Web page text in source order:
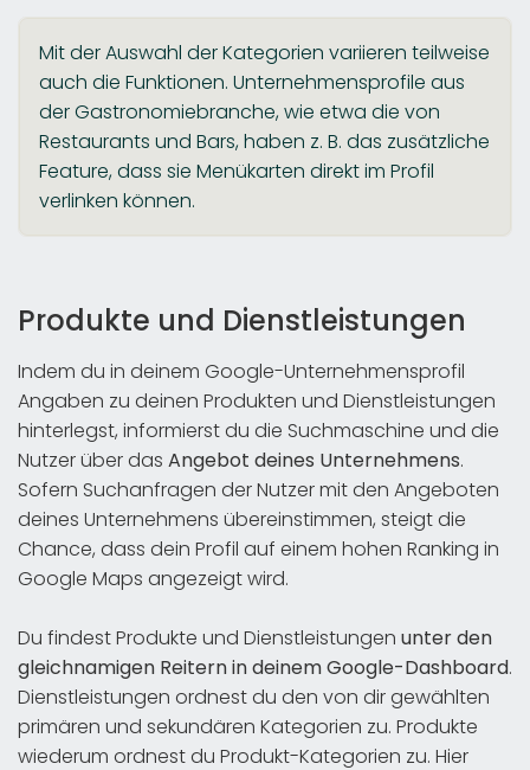
Mit der Auswahl der Kategorien variieren teilweise
auch die Funktionen. Unternehmensprofile aus
der Gastronomiebranche, wie etwa die von
Restaurants und Bars, haben z. B. das zusätzliche
Feature, dass sie Menükarten direkt im Profil
verlinken können.
Produkte und Dienstleistungen
Indem du in deinem Google-Unternehmensprofil
Angaben zu deinen Produkten und Dienstleistungen
hinterlegst, informierst du die Suchmaschine und die
Nutzer über das Angebot deines Unternehmens.
Sofern Suchanfragen der Nutzer mit den Angeboten
deines Unternehmens übereinstimmen, steigt die
Chance, dass dein Profil auf einem hohen Ranking in
Google Maps angezeigt wird.
Du findest Produkte und Dienstleistungen unter den
gleichnamigen Reitern in deinem Google-Dashboard.
Dienstleistungen ordnest du den von dir gewählten
primären und sekundären Kategorien zu. Produkte
wiederum ordnest du Produkt-Kategorien zu. Hier